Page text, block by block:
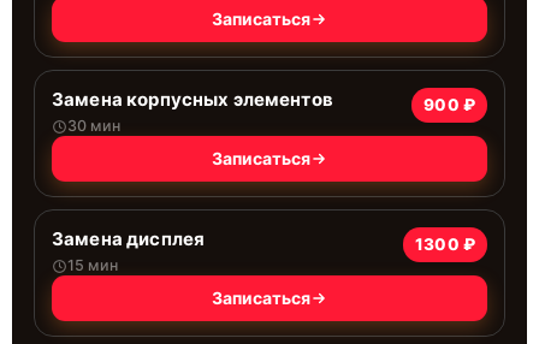
Записаться
Замена корпусных элементов
30 мин
900 ₽
Записаться
Замена дисплея
15 мин
1300 ₽
Записаться